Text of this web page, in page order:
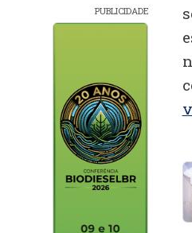
PUBLICIDADE